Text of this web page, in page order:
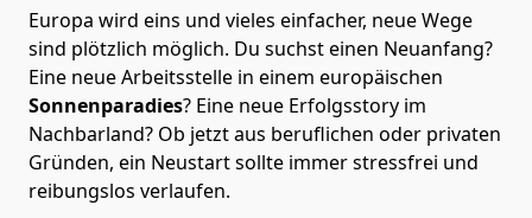
Europa wird eins und vieles einfacher, neue Wege
sind plötzlich möglich. Du suchst einen Neuanfang?
Eine neue Arbeitsstelle in einem europäischen
Sonnenparadies? Eine neue Erfolgsstory im
Nachbarland? Ob jetzt aus beruflichen oder privaten
Gründen, ein Neustart sollte immer stressfrei und
reibungslos verlaufen.